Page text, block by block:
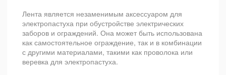
Лента является незаменимым аксессуаром для
электропастуха при обустройстве электрических
заборов и ограждений. Она может быть использована
как самостоятельное ограждение, так и в комбинации
с другими материалами, такими как проволока или
веревка для электропастуха.